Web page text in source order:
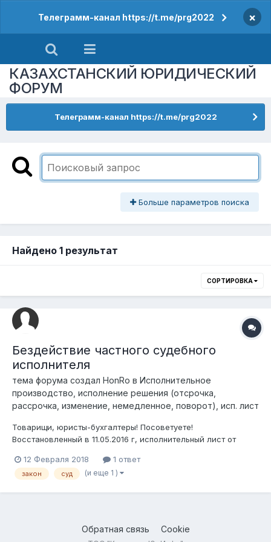
Телеграмм-канал https://t.me/prg2022 ×
КАЗАХСТАНСКИЙ ЮРИДИЧЕСКИЙ
ФОРУМ
Телеграмм-канал https://t.me/prg2022
Больше параметров поиска
Найдено 1 результат
СОРТИРОВКА
Бездействие частного судебного
исполнителя
тема форума создал HonRo в Исполнительное
производство, исполнение решения (отсрочка,
рассрочка, изменение, немедленное, поворот), исп. лист
Товарищи, юристы-бухгалтеры! Посоветуете!
Восстановленный в 11.05.2016 г, исполнительный лист от
задержки з/п », до сих пор находится у ЧСИ. Обращался в
прокуратуру, а оттуда, направили в департамент юстиции г
12 Февраля 2018 1 ответ
закон суд (и еще 1 )
Обратная связь Cookie